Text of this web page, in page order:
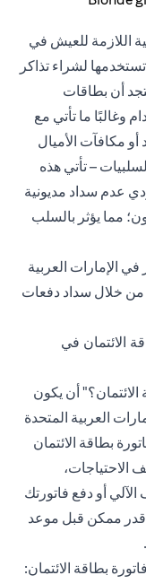
اللازمة للعيش في
لشراء تذاكر
أن بطاقات
وغالبًا ما تأتي مع
مكافآت الأميال
– تأتي هذه
عدم سداد مديونية
مما يؤثر بالسلب
الإمارات العربية
من خلال سداد دفعات
الائتمان في
أن يكون
العربية المتحدة
بطاقة الائتمان
الاحتياجات،
أو دفع فاتورتك
قدر ممكن قبل موعد
بطاقة الائتمان: